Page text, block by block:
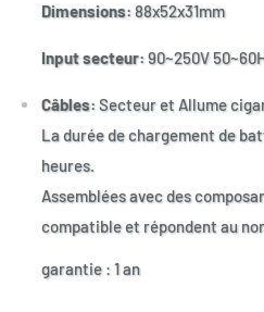
Dimensions:88x52x31mm
Input secteur:90~250V
Câbles:Secteur et Allume
La durée de chargement de
heures.
Assemblées avec des
compatible et répondent au
garantie : 1 an